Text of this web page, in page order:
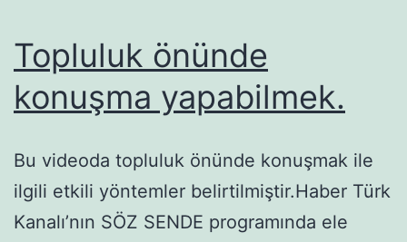
Topluluk önünde
konuşma yapabilmek.
Bu videoda topluluk önünde konuşmak ile
ilgili etkili yöntemler belirtilmiştir.Haber Türk
Kanalı’nın SÖZ SENDE programında ele